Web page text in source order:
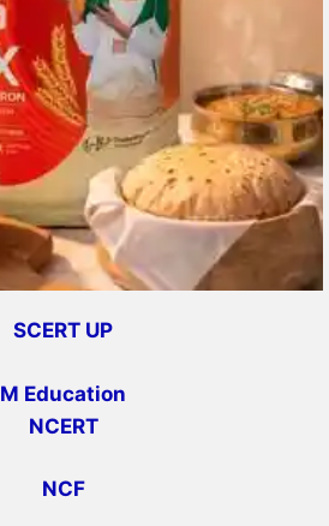
SCERT UP
M Education
NCERT
NCF